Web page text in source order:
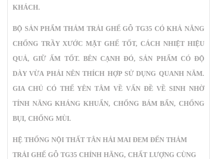
KHÁCH.
BỘ SẢN PHẨMTHẢM TRẢI GHẾ GỖ TG35 CÓ KHẢ NĂNG
CHỐNG TRẦY XƯỚC MẶT GHẾ TỐT, CÁCH NHIỆT HIỆU
QUẢ, GIỮ ẤM TỐT. BÊN CẠNH ĐÓ, SẢN PHẨM CÓ ĐỘ
DÀY VỪA PHẢI NÊN THÍCH HỢP SỬ DỤNG QUANH NĂM.
GIA CHỦ CÓ THỂ YÊN TÂM VỀ VẤN ĐỀ VỀ SINH NHỜ
TÍNH NĂNG KHÁNG KHUẨN, CHỐNG BÁM BẨN, CHỐNG
BỤI, CHỐNG MÙI.
HỆ THỐNG NỘI THẤT TÂN HẢI MAI ĐEM ĐẾN THẢM
TRẢI GHẾ GỖ TG35 CHÍNH HÃNG, CHẤT LƯỢNG CÙNG